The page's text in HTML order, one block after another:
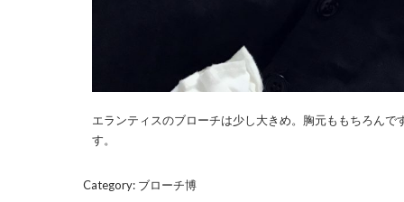
エランティスのブローチは少し大きめ。胸元ももちろん
す。
Category: ブローチ博